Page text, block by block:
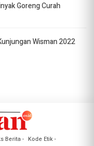
Goreng Curah
Wisman 2022
Berita
Kode Etik